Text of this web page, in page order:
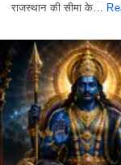
राजस्थान की सीमा के…